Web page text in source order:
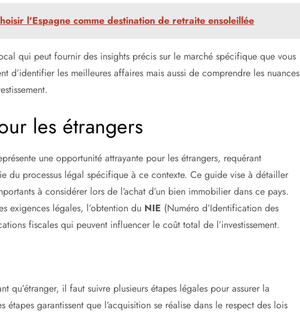
l'Espagne comme destination de retraite ensoleillée
qui peut fournir des insights précis sur le marché spécifique que vous
d’identifier les meilleures affaires mais aussi de comprendre les nuances
les étrangers
une opportunité attrayante pour les étrangers, requérant
du processus légal spécifique à ce contexte. Ce guide vise à détailler
à considérer lors de l’achat d’un bien immobilier dans ce pays.
exigences légales, l’obtention du NIE (Numéro d’Identification des
fiscales qui peuvent influencer le coût total de l’investissement.
qu’étranger, il faut suivre plusieurs étapes légales pour assurer la
garantissent que l’acquisition se réalise dans le respect des lois